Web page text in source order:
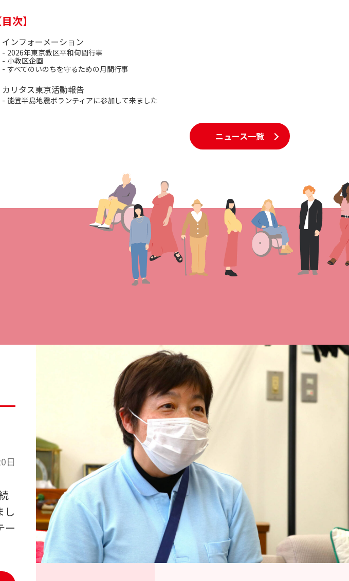
目次】
インフォーメーション
2026年東京教区平和旬間行事
小教区企画
すべてのいのちを守るための月間行事
カリタス東京活動報告
能登半島地震ボランティアに参加して来ました
ニュース一覧
日
し
ー